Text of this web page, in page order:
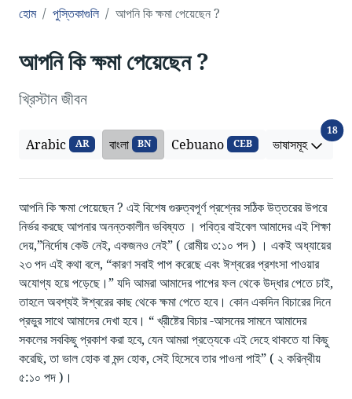
হোম পুস্তিকাগুলি আপনি কি ক্ষমা পেয়েছেন ?
আপনি কি ক্ষমা পেয়েছেন ?
খ্রিস্টান জীবন
Arabic AR বাংলা BN Cebuano CEB ভাষাসমূহ
18
আপনি কি ক্ষমা পেয়েছেন ? এই বিশেষ গুরুত্বপূর্ণ প্রশ্নের সঠিক উত্তরের উপরে
নির্ভর করছে আপনার অনন্তকালীন ভবিষ্যত । পবিত্র বাইবেল আমাদের এই শিক্ষা
দেয়,”নির্দোষ কেউ নেই, একজনও নেই” ( রোমীয় ৩:১০ পদ ) । একই অধ্যায়ের
২৩ পদ এই কথা বলে, “কারণ সবাই পাপ করেছে এবং ঈশ্বরের প্রশংসা পাওয়ার
অযোগ্য হয়ে পড়েছে।” যদি আমরা আমাদের পাপের ফল থেকে উদ্ধার পেতে চাই,
তাহলে অবশ্যই ঈশ্বরের কাছ থেকে ক্ষমা পেতে হবে। কোন একদিন বিচারের দিনে
প্রভুর সাথে আমাদের দেখা হবে। “ খ্রীষ্টের বিচার -আসনের সামনে আমাদের
সকলের সবকিছু প্রকাশ করা হবে, যেন আমরা প্রত্যেকে এই দেহে থাকতে যা কিছু
করেছি, তা ভাল হোক বা মন্দ হোক, সেই হিসেবে তার পাওনা পাই” ( ২ করিন্থীয়
৫:১০ পদ )।